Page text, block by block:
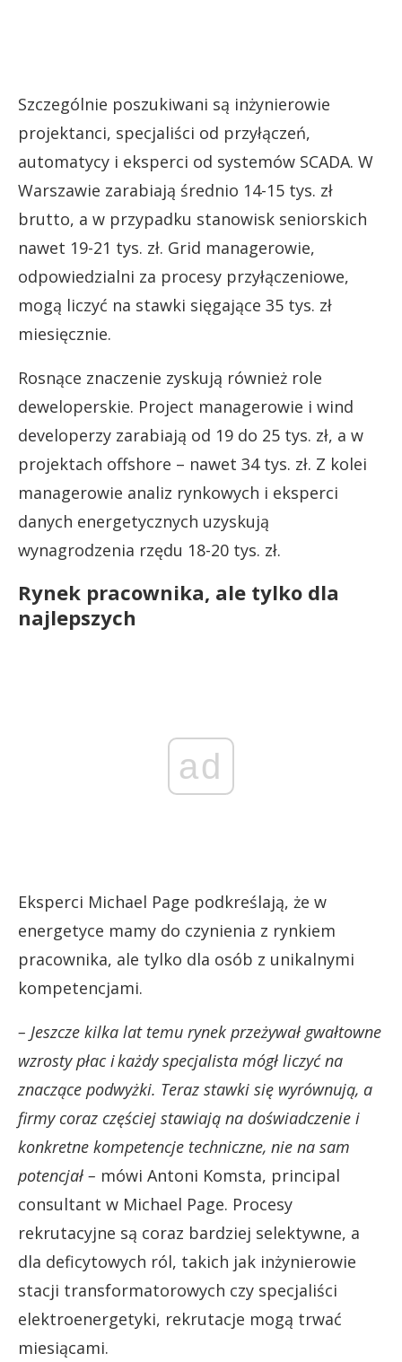
Szczególnie poszukiwani są inżynierowie
projektanci, specjaliści od przyłączeń,
automatycy i eksperci od systemów SCADA. W
Warszawie zarabiają średnio 14-15 tys. zł
brutto, a w przypadku stanowisk seniorskich
nawet 19-21 tys. zł. Grid managerowie,
odpowiedzialni za procesy przyłączeniowe,
mogą liczyć na stawki sięgające 35 tys. zł
miesięcznie.
Rosnące znaczenie zyskują również role
deweloperskie. Project managerowie i wind
developerzy zarabiają od 19 do 25 tys. zł, a w
projektach offshore – nawet 34 tys. zł. Z kolei
managerowie analiz rynkowych i eksperci
danych energetycznych uzyskują
wynagrodzenia rzędu 18-20 tys. zł.
Rynek pracownika, ale tylko dla
najlepszych
ad
Eksperci Michael Page podkreślają, że w
energetyce mamy do czynienia z rynkiem
pracownika, ale tylko dla osób z unikalnymi
kompetencjami.
– Jeszcze kilka lat temu rynek przeżywał gwałtowne
wzrosty płac i każdy specjalista mógł liczyć na
znaczące podwyżki. Teraz stawki się wyrównują, a
firmy coraz częściej stawiają na doświadczenie i
konkretne kompetencje techniczne, nie na sam
potencjał – mówi Antoni Komsta, principal
consultant w Michael Page. Procesy
rekrutacyjne są coraz bardziej selektywne, a
dla deficytowych ról, takich jak inżynierowie
stacji transformatorowych czy specjaliści
elektroenergetyki, rekrutacje mogą trwać
miesiącami.